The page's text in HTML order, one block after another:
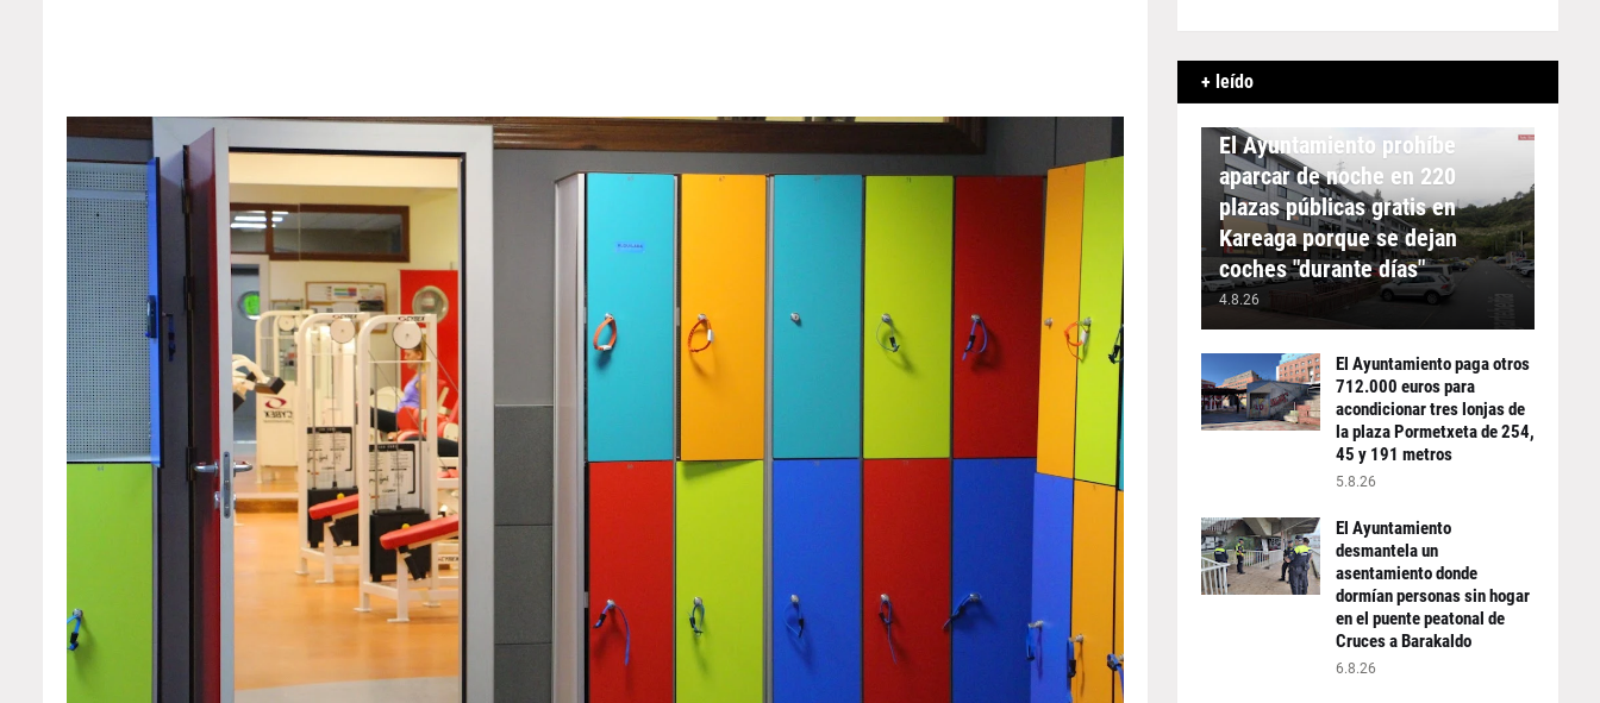
+ leído
APARCAMIENTO
El Ayuntamiento prohíbe
aparcar de noche en 220
plazas públicas gratis en
Kareaga porque se dejan
coches "durante días"
4.8.26
El Ayuntamiento paga otros
712.000 euros para
acondicionar tres lonjas de
la plaza Pormetxeta de 254,
45 y 191 metros
5.8.26
El Ayuntamiento
desmantela un
asentamiento donde
dormían personas sin hogar
en el puente peatonal de
Cruces a Barakaldo
6.8.26